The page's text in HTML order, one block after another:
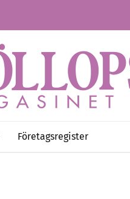
Företagsregister